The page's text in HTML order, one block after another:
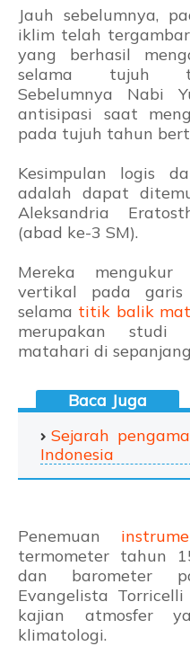
Jauh sebelumnya,
iklim telah
yang berhasil
selama tujuh
Sebelumnya Nabi
antisipasi saat
pada tujuh tahun
Kesimpulan logis
adalah dapat
Aleksandria
(abad ke-3 SM).
Mereka mengukur
vertikal pada
selama titik balik
merupakan
matahari di
Sejarah
Indonesia
Penemuan
termometer tahun
dan barometer
Evangelista
kajian atmosfer
klimatologi.